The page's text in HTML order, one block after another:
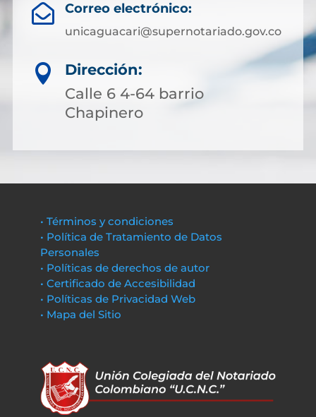
 Correo electrónico:
unicaguacari@supernotariado.gov.co

Dirección:
Calle 6 4-64 barrio
Chapinero
• Términos y condiciones
• Política de Tratamiento de Datos
Personales
• Políticas de derechos de autor
• Certificado de Accesibilidad
• Políticas de Privacidad Web
• Mapa del Sitio